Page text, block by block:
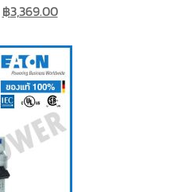
Original
was:
฿7,060.00.
฿3,369.00Current
is:
฿3,369.00.